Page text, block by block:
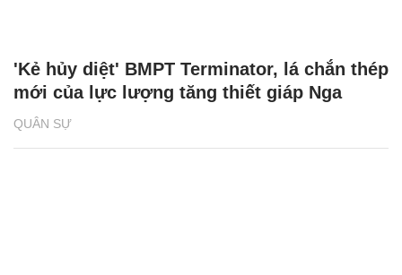
QUÂN SỰ
'Kẻ hủy diệt' BMPT Terminator, lá chắn thép
mới của lực lượng tăng thiết giáp Nga